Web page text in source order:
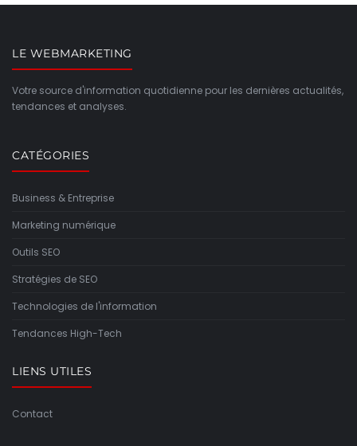
LE WEBMARKETING
Votre source d'information quotidienne pour les dernières actualités,
tendances et analyses.
CATÉGORIES
Business & Entreprise
Marketing numérique
Outils SEO
Stratégies de SEO
Technologies de l'information
Tendances High-Tech
LIENS UTILES
Contact